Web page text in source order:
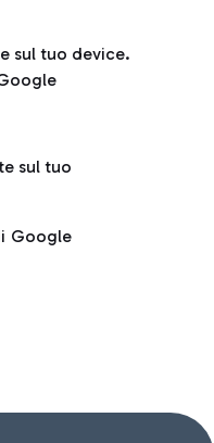
sul tuo device.
sul tuo
Google